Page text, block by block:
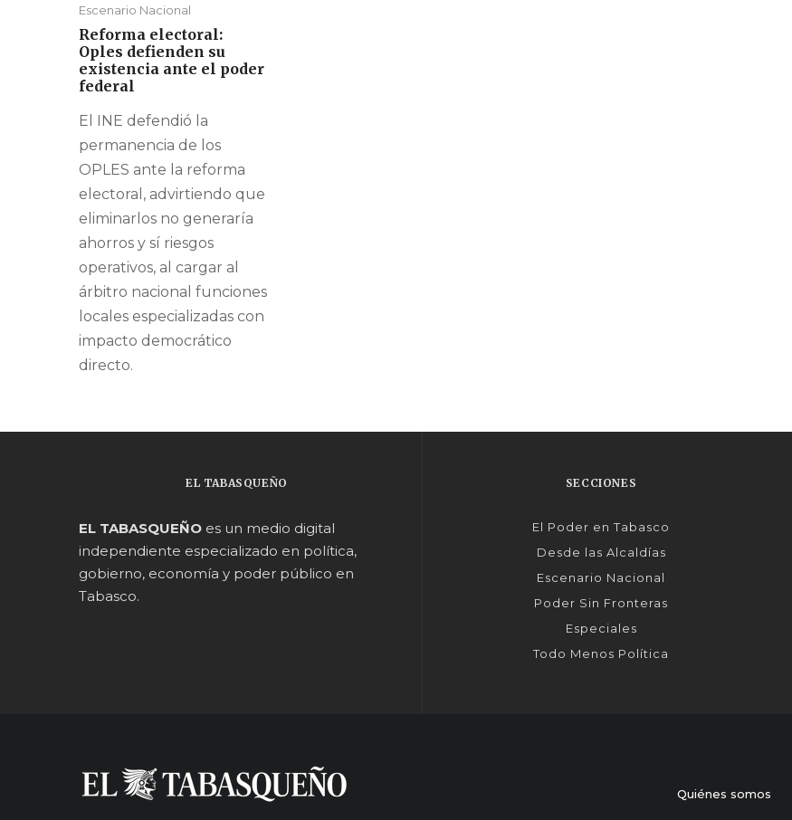
Escenario Nacional
Reforma electoral:
Oples defienden su
existencia ante el poder
federal
El INE defendió la
permanencia de los
OPLES ante la reforma
electoral, advirtiendo que
eliminarlos no generaría
ahorros y sí riesgos
operativos, al cargar al
árbitro nacional funciones
locales especializadas con
impacto democrático
directo.
EL TABASQUEÑO
EL TABASQUEÑO es un medio digital
independiente especializado en política,
gobierno, economía y poder público en
Tabasco.
SECCIONES
El Poder en Tabasco
Desde las Alcaldías
Escenario Nacional
Poder Sin Fronteras
Especiales
Todo Menos Política
Quiénes somos